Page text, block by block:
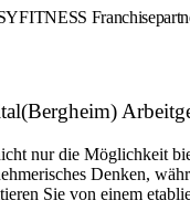
nur die Möglichkeit
Denken,
Sie von einem